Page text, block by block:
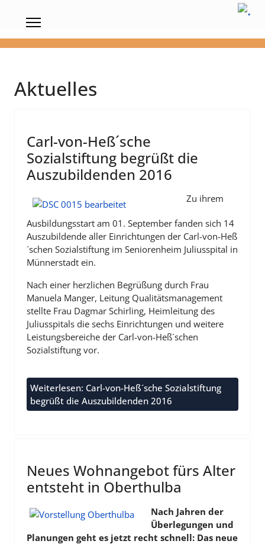
Aktuelles
Carl-von-Heß´sche
Sozialstiftung begrüßt die
Auszubildenden 2016
Zu ihrem
Ausbildungsstart am 01. September fanden sich 14
Auszubildende aller Einrichtungen der Carl-von-Heß
´schen Sozialstiftung im Seniorenheim Juliusspital in
Münnerstadt ein.
Nach einer herzlichen Begrüßung durch Frau
Manuela Manger, Leitung Qualitätsmanagement
stellte Frau Dagmar Schirling, Heimleitung des
Juliusspitals die sechs Einrichtungen und weitere
Leistungsbereiche der Carl-von-Heß´schen
Sozialstiftung vor.
Weiterlesen: Carl-von-Heß´sche Sozialstiftung
begrüßt die Auszubildenden 2016
Neues Wohnangebot fürs Alter
entsteht in Oberthulba
Nach Jahren der
Überlegungen und
Planungen geht es jetzt recht schnell: Das neue